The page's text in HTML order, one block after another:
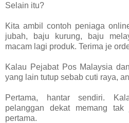
Selain itu?
Kita ambil contoh peniaga
jubah, baju kurung, baju
macam lagi produk. Terima je
Kalau Pejabat Pos Malaysia
yang lain tutup sebab cuti raya,
Pertama, hantar sendiri.
pelanggan dekat memang
pertama.